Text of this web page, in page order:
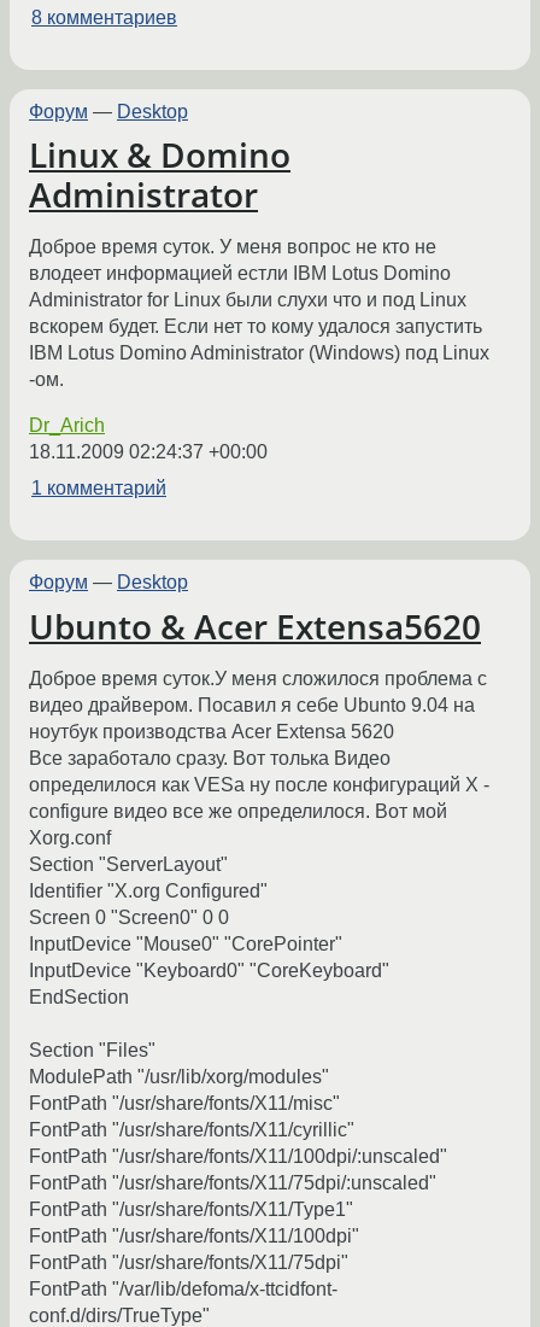
8 комментариев
Форум — Desktop
Linux & Domino
Administrator
Доброе время суток. У меня вопрос не кто не
влодеет информацией естли IBM Lotus Domino
Administrator for Linux были слухи что и под Linux
вскорем будет. Если нет то кому удалося запустить
IBM Lotus Domino Administrator (Windows) под Linux
-ом.
Dr_Arich
18.11.2009 02:24:37 +00:00
1 комментарий
Форум — Desktop
Ubunto & Acer Extensa5620
Доброе время суток.У меня сложилося проблема с
видео драйвером. Посавил я себе Ubunto 9.04 на
ноутбук производства Acer Extensa 5620
Все заработало сразу. Вот толька Видео
определилося как VESa ну после конфигураций X -
configure видео все же определилося. Вот мой
Xorg.conf
Section "ServerLayout"
Identifier "X.org Configured"
Screen 0 "Screen0" 0 0
InputDevice "Mouse0" "CorePointer"
InputDevice "Keyboard0" "CoreKeyboard"
EndSection
Section "Files"
ModulePath "/usr/lib/xorg/modules"
FontPath "/usr/share/fonts/X11/misc"
FontPath "/usr/share/fonts/X11/cyrillic"
FontPath "/usr/share/fonts/X11/100dpi/:unscaled"
FontPath "/usr/share/fonts/X11/75dpi/:unscaled"
FontPath "/usr/share/fonts/X11/Type1"
FontPath "/usr/share/fonts/X11/100dpi"
FontPath "/usr/share/fonts/X11/75dpi"
FontPath "/var/lib/defoma/x-ttcidfont-
conf.d/dirs/TrueType"